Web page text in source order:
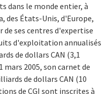
dans le monde entier, à
des États-Unis, d'Europe,
de ses centres d'expertise
d'exploitation annualisés
de dollars CAN (3,1
mars 2005, son carnet de
de dollars CAN (10
de CGI sont inscrites à